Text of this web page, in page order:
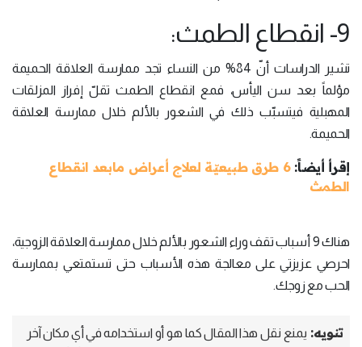
9- انقطاع الطمث:
تشير الدراسات أنّ 84% من النساء تجد ممارسة العلاقة الحميمة
مؤلماً بعد سن اليأس، فمع انقطاع الطمث تقلّ إفراز المزلقات
المهبلية فيتسبّب ذلك في الشعور بالألم خلال ممارسة العلاقة
الحميمة.
إقرأ أيضاً:
6 طرق طبيعيّة لعلاج أعراض مابعد انقطاع
الطمث
هناك 9 أسباب تقف وراء الشعور بالألم خلال ممارسة العلاقة الزوجية،
احرصي عزيزتي على معالجة هذه الأسباب حتى تستمتعي بممارسة
الحب مع زوجك.
تنويه: يمنع نقل هذا المقال كما هو أو استخدامه في أي مكان آخر